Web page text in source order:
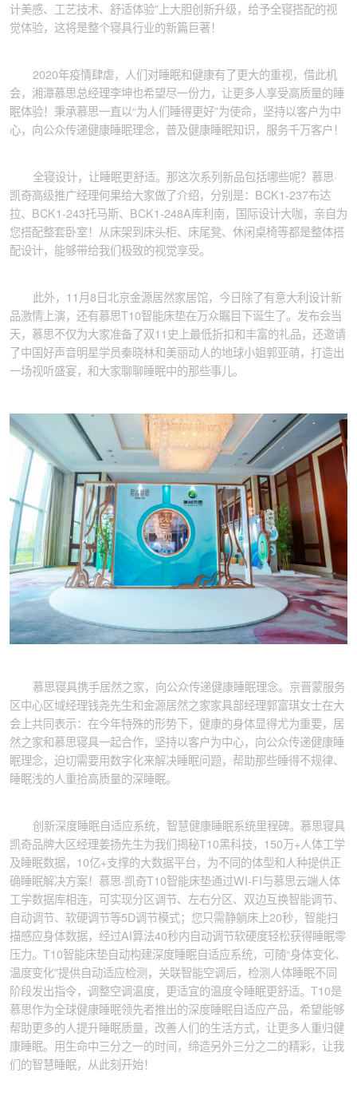
计美感、工艺技术、舒适体验”上大胆创新升级，给予全寝搭配的视
觉体验，这将是整个寝具行业的新篇巨著！
2020年疫情肆虐，人们对睡眠和健康有了更大的重视，借此机
会，湘潭慕思总经理李坤也希望尽一份力，让更多人享受高质量的睡
眠体验！秉承慕思一直以“为人们睡得更好”为使命，坚持以客户为中
心，向公众传递健康睡眠理念，普及健康睡眠知识，服务千万客户！
全寝设计，让睡眠更舒适。那这次系列新品包括哪些呢？慕思·
凯奇高级推广经理何果给大家做了介绍，分别是：BCK1-237布达
拉、BCK1-243托马斯、BCK1-248A库利南，国际设计大咖，亲自为
您搭配整套卧室！从床架到床头柜、床尾凳、休闲桌椅等都是整体搭
配设计，能够带给我们极致的视觉享受。
此外，11月8日北京金源居然家居馆，今日除了有意大利设计新
品激情上演，还有慕思T10智能床垫在万众瞩目下诞生了。发布会当
天，慕思不仅为大家准备了双11史上最低折扣和丰富的礼品，还邀请
了中国好声音明星学员秦晓林和美丽动人的地球小姐郭亚萌，打造出
一场视听盛宴，和大家聊聊睡眠中的那些事儿。
慕思寝具携手居然之家，向公众传递健康睡眠理念。京晋蒙服务
区中心区域经理钱尧先生和金源居然之家家具部经理郭富琪女士在大
会上共同表示：在今年特殊的形势下，健康的身体显得尤为重要，居
然之家和慕思寝具一起合作，坚持以客户为中心，向公众传递健康睡
眠理念，迫切需要用数字化来解决睡眠问题，帮助那些睡得不规律、
睡眠浅的人重拾高质量的深睡眠。
创新深度睡眠自适应系统，智慧健康睡眠系统里程碑。慕思寝具
凯奇品牌大区经理姜扬先生为我们揭秘T10黑科技，150万+人体工学
及睡眠数据，10亿+支撑的大数据平台，为不同的体型和人种提供正
确睡眠解决方案！慕思·凯奇T10智能床垫通过WI-FI与慕思云端人体
工学数据库相连，可实现分区调节、左右分区、双边互换智能调节、
自动调节、软硬调节等5D调节模式；您只需静躺床上20秒，智能扫
描感应身体数据，经过AI算法40秒内自动调节软硬度轻松获得睡眠零
压力。T10智能床垫自动构建深度睡眠自适应系统，可随“身体变化、
温度变化”提供自动适应检测，关联智能空调后，检测人体睡眠不同
阶段发出指令，调整空调温度，更适宜的温度令睡眠更舒适。T10是
慕思作为全球健康睡眠领先者推出的深度睡眠自适应产品，希望能够
帮助更多的人提升睡眠质量，改善人们的生活方式，让更多人重归健
康睡眠。用生命中三分之一的时间，缔造另外三分之二的精彩，让我
们的智慧睡眠，从此刻开始！